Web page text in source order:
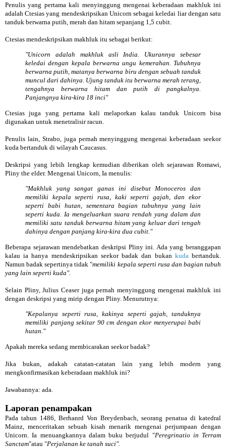
Penulis yang pertama kali menyinggung mengenai keberadaan makhluk ini
adalah Ctesias yang mendeskripsikan Unicorn sebagai keledai liar dengan satu
tanduk berwarna putih, merah dan hitam sepanjang 1,5 cubit.
Ctesias mendeskripsikan makhluk itu sebagai berikut:
"Unicorn adalah makhluk asli India. Ukurannya sebesar
keledai dengan kepala berwarna ungu kemerahan. Tubuhnya
berwarna putih, matanya berwarna biru dengan sebuah tanduk
muncul dari dahinya. Ujung tanduk itu berwarna merah terang,
tengahnya berwarna hitam dan putih di pangkalnya.
Panjangnya kira-kira 18 inci"
Ctesias juga yang pertama kali melaporkan kalau tanduk Unicorn bisa
digunakan untuk menetralisir racun.
Penulis lain, Strabo, juga pernah menyinggung mengenai keberadaan seekor
kuda bertanduk di wilayah Caucasus.
Deskripsi yang lebih lengkap kemudian diberikan oleh sejarawan Romawi,
Pliny the elder. Mengenai Unicorn, Ia menulis:
"Makhluk yang sangat ganas ini disebut Monoceros dan
memiliki kepala seperti rusa, kaki seperti gajah, dan ekor
seperti babi hutan, sementara bagian tubuhnya yang lain
seperti kuda. Ia mengeluarkan suara rendah yang dalam dan
memiliki satu tanduk berwarna hitam yang keluar dari tengah
dahinya dengan panjang kira-kira dua cubit."
Beberapa sejarawan mendebatkan deskripsi Pliny ini. Ada yang beranggapan
kalau ia hanya mendeskripsikan seekor badak dan bukan kuda bertanduk.
Namun badak sepertinya tidak "memiliki kepala seperti rusa dan bagian tubuh
yang lain seperti kuda".
Selain Pliny, Julius Ceaser juga pernah menyinggung mengenai makhluk ini
dengan deskripsi yang mirip dengan Pliny. Menurutnya:
"Kepalanya seperti rusa, kakinya seperti gajah, tanduknya
memiliki panjang sekitar 90 cm dengan ekor menyerupai babi
hutan."
Apakah mereka sedang membicarakan seekor badak?
Jika bukan, adakah catatan-catatan lain yang lebih modern yang
mengkonfirmasikan keberadaan makhluk ini?
Jawabannya: ada.
Laporan penampakan
Pada tahun 1486, Berhanrd Von Breydenbach, seorang penatua di katedral
Mainz, menceritakan sebuah kisah menarik mengenai perjumpaan dengan
Unicorn. Ia menuangkannya dalam buku berjudul "Peregrinatio in Terram
Sanctam"atau "Perjalanan ke tanah suci".